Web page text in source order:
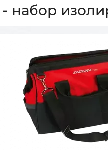
- набор